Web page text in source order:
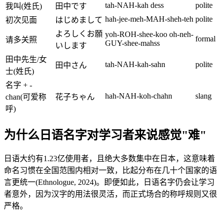
我叫(姓氏) 田中です tah-NAH-kah dess
polite
初次见面
はじめまして hah-jee-meh-MAH-sheh-teh polite
请多关照
よろしくお願
いします
yoh-ROH-shee-koo oh-neh-
GUY-shee-mahss
formal
田中先生/女
士(姓氏)
田中さん tah-NAH-kah-sahn polite
名字 + -
chan(可爱称
呼)
花子ちゃん hah-NAH-koh-chahn slang
为什么日语名字对学习者来说感觉"难"
日语大约有1.23亿使用者，且绝大多数集中在日本，这意味着
命名习惯在全国范围内相对一致，比起分布在几十个国家的语
言更统一(Ethnologue, 2024)。即便如此，日语名字仍会让学习
者意外，因为汉字的用法很灵活，而正式场合的称呼规则又很
严格。